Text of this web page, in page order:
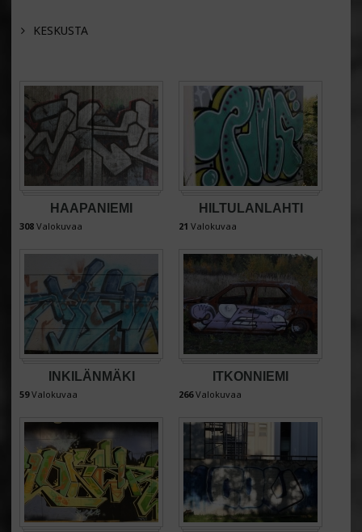
KESKUSTA
HAAPANIEMI
308 Valokuvaa
HILTULANLAHTI
21 Valokuvaa
INKILÄNMÄKI
59Valokuvaa
ITKONNIEMI
266Valokuvaa